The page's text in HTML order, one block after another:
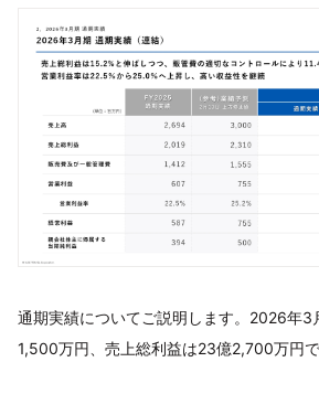
通期実績についてご説明します。2026年3
1,500万円、売上総利益は23億2,700万円で